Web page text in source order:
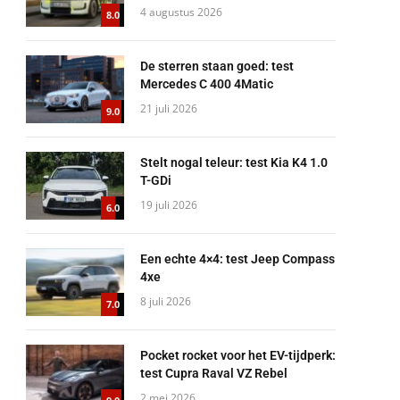
8.0 4 augustus 2026
9.0
De sterren staan goed: test
Mercedes C 400 4Matic
21 juli 2026
6.0
Stelt nogal teleur: test Kia K4 1.0
T-GDi
19 juli 2026
7.0
Een echte 4×4: test Jeep Compass
4xe
8 juli 2026
Pocket rocket voor het EV-tijdperk:
test Cupra Raval VZ Rebel